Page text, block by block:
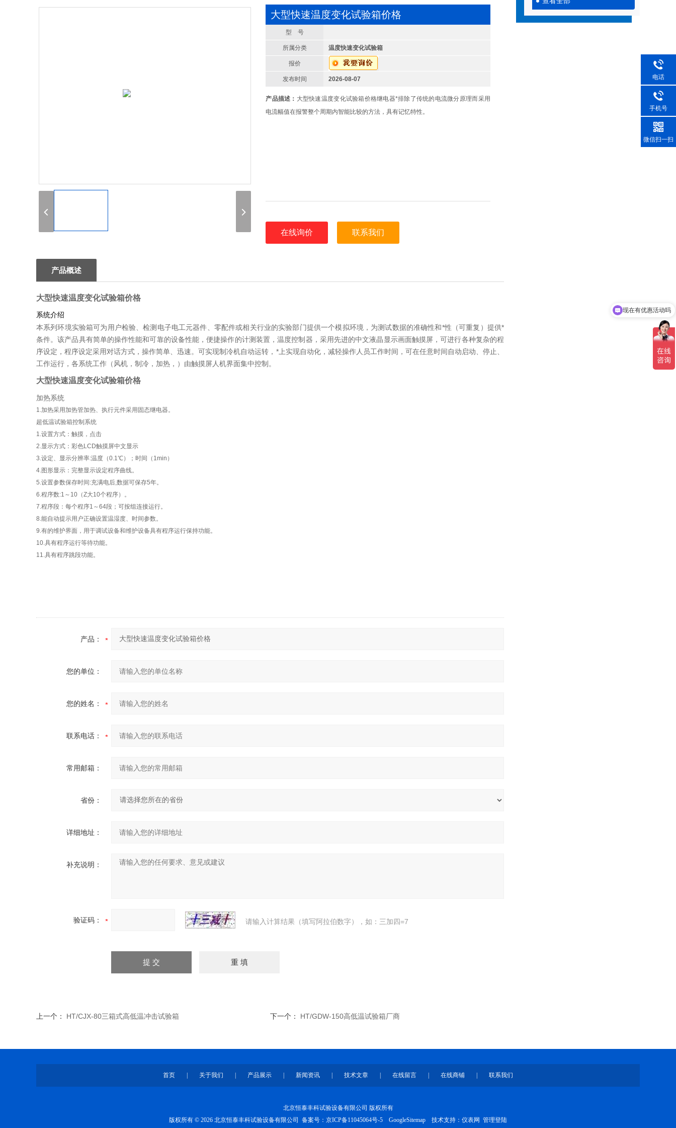
大型快速温度变化试验箱价格
型 号
所属分类 温度快速变化试验箱
报价
发布时间 2026-08-07
产品描述： 大型快速温度变化试验箱价格继电器*排除了传统的电流微分原理而采用
电流幅值在报警整个周期内智能比较的方法，具有记忆特性。
在线询价 联系我们
产品概述
大型快速温度变化试验箱价格
系统介绍
本系列环境实验箱可为用户检验、检测电子电工元器件、零配件或相关行业的实验部门提供一个模拟环境，为测试数据的准确性和*性（可重复）提供*
条件。该产品具有简单的操作性能和可靠的设备性能，便捷操作的计测装置，温度控制器，采用先进的中文液晶显示画面触摸屏，可进行各种复杂的程
序设定，程序设定采用对话方式，操作简单、迅速。可实现制冷机自动运转，*上实现自动化，减轻操作人员工作时间，可在任意时间自动启动、停止、
工作运行，各系统工作（风机，制冷，加热，）由触摸屏人机界面集中控制。
大型快速温度变化试验箱价格
加热系统
1.加热采用加热管加热、执行元件采用固态继电器。
超低温试验箱控制系统
1.设置方式：触摸，点击
2.显示方式：彩色LCD触摸屏中文显示
3.设定、显示分辨率:温度（0.1℃）；时间（1min）
4.图形显示：完整显示设定程序曲线。
5.设置参数保存时间:充满电后,数据可保存5年。
6.程序数:1～10（Z大10个程序）。
7.程序段：每个程序1～64段；可按组连接运行。
8.能自动提示用户正确设置温湿度、时间参数。
9.有的维护界面，用于调试设备和维护设备具有程序运行保持功能。
10.具有程序运行等待功能。
11.具有程序跳段功能。
产品：
您的单位：
您的姓名：
联系电话：
常用邮箱：
省份：
详细地址：
补充说明：
验证码： 请输入计算结果（填写阿拉伯数字），如：三加四=7
上一个： HT/CJX-80三箱式高低温冲击试验箱 下一个： HT/GDW-150高低温试验箱厂商
首页 关于我们 产品展示 新闻资讯 技术文章 在线留言 在线商铺 联系我们
北京恒泰丰科试验设备有限公司 版权所有
版权所有 © 2026 北京恒泰丰科试验设备有限公司 备案号： 京ICP备11045064号-5 GoogleSitemap 技术支持： 仪表网 管理登陆
电话
手机号
微信扫一扫
可以介绍下你们的产品么